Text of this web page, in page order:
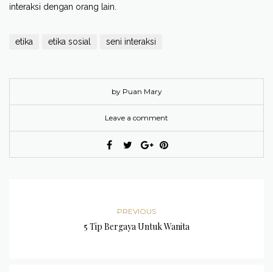
interaksi dengan orang lain.
etika etika sosial seni interaksi
by Puan Mary
Leave a comment
PREVIOUS
5 Tip Bergaya Untuk Wanita